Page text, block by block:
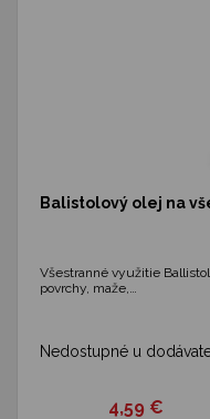
Balistolový olej na
Všestranné využitie
povrchy, maže,…
Nedostupné u
4,59 €